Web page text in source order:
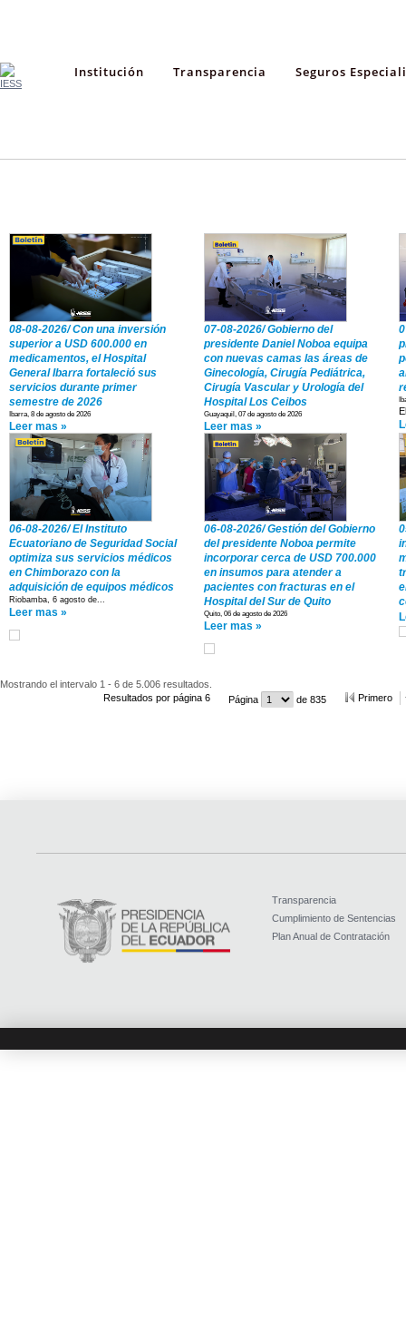
Institución Transparencia Seguros
08-08-2026/ Con una inversión
superior a USD 600.000 en
medicamentos, el Hospital
General Ibarra fortaleció sus
servicios durante primer
semestre de 2026
Ibarra, 8 de agosto de 2026
Leer mas »
07-08-2026/ Gobierno del
presidente Daniel Noboa equipa
con nuevas camas las áreas de
Ginecología, Cirugía Pediátrica,
Cirugía Vascular y Urología del
Hospital Los Ceibos
Guayaquil, 07 de agosto de 2026
Leer mas »
06-08-2026/ El Instituto
Ecuatoriano de Seguridad Social
optimiza sus servicios médicos
en Chimborazo con la
adquisición de equipos médicos
Riobamba, 6 agosto de...
Leer mas »
06-08-2026/ Gestión del Gobierno
del presidente Noboa permite
incorporar cerca de USD 700.000
en insumos para atender a
pacientes con fracturas en el
Hospital del Sur de Quito
Quito, 06 de agosto de 2026
Leer mas »
Mostrando el intervalo 1 - 6 de 5.006 resultados.
Resultados por página 6
Página de 835 Primero
Transparencia
Cumplimiento de Sentencias
Plan Anual de Contratación